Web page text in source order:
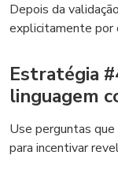
Depois da
explicitamente por
Estratégia
linguagem
Use perguntas
para incentivar